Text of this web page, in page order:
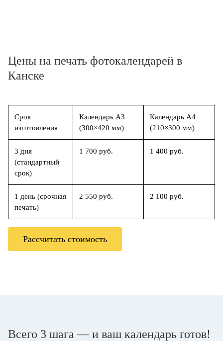
Цены на печать фотокалендарей в
Канске
Срок
изготовления
Календарь А3
(300×420 мм)
Календарь А4
(210×300 мм)
3 дня
(стандартный
срок)
1 700 руб. 1 400 руб.
1 день (срочная
печать)
2 550 руб. 2 100 руб.
Рассчитать стоимость
Всего 3 шага — и ваш календарь готов!